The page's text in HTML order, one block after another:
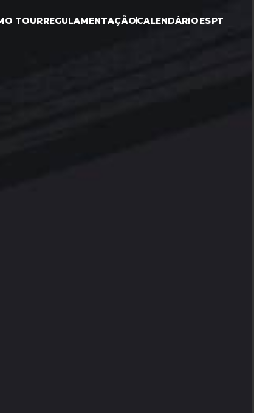
TOURREGULAMENTAÇÃOCALENDÁRIOESPT